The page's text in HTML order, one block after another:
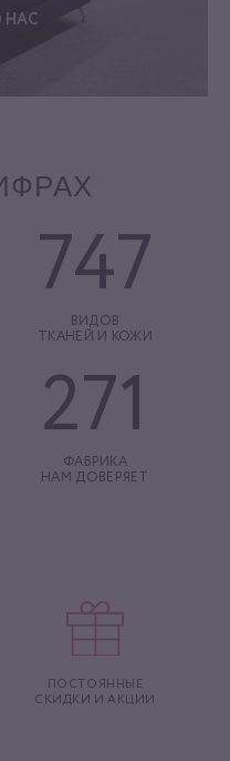
НАС
747
ВИДОВ
ТКАНЕЙ И КОЖИ
271
ФАБРИКА
НАМ ДОВЕРЯЕТ
ПОСТОЯННЫЕ
СКИДКИ И АКЦИИ